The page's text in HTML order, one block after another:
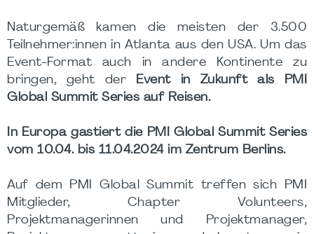
Naturgemäß kamen die meisten der 3.500
Teilnehmer:innen in Atlanta aus den USA. Um das
Event-Format auch in andere Kontinente zu
bringen, geht der
Event in Zukunft als PMI
Global Summit Series auf Reisen.
In Europa gastiert die PMI Global Summit Series
vom 10.04. bis 11.04.2024 im Zentrum Berlins.
Auf dem PMI Global Summit treffen sich PMI
Mitglieder, Chapter Volunteers,
Projektmanagerinnen und Projektmanager,